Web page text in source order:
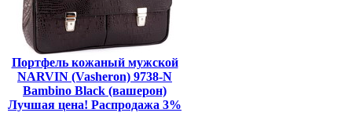
Портфель кожаный мужской
NARVIN (Vasheron) 9738-N
Bambino Black (вашерон)
Лучшая цена! Распродажа 3%